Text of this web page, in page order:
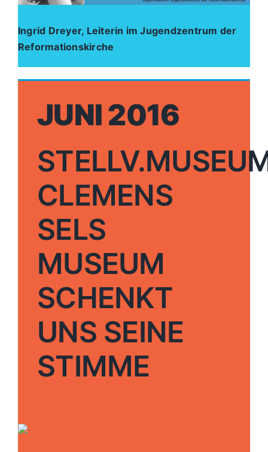
Ingrid Dreyer, Leiterin im Jugendzentrum der
Reformationskirche
JUNI 2016
CLEMENS
SELS
MUSEUM
SCHENKT
UNS SEINE
STIMME